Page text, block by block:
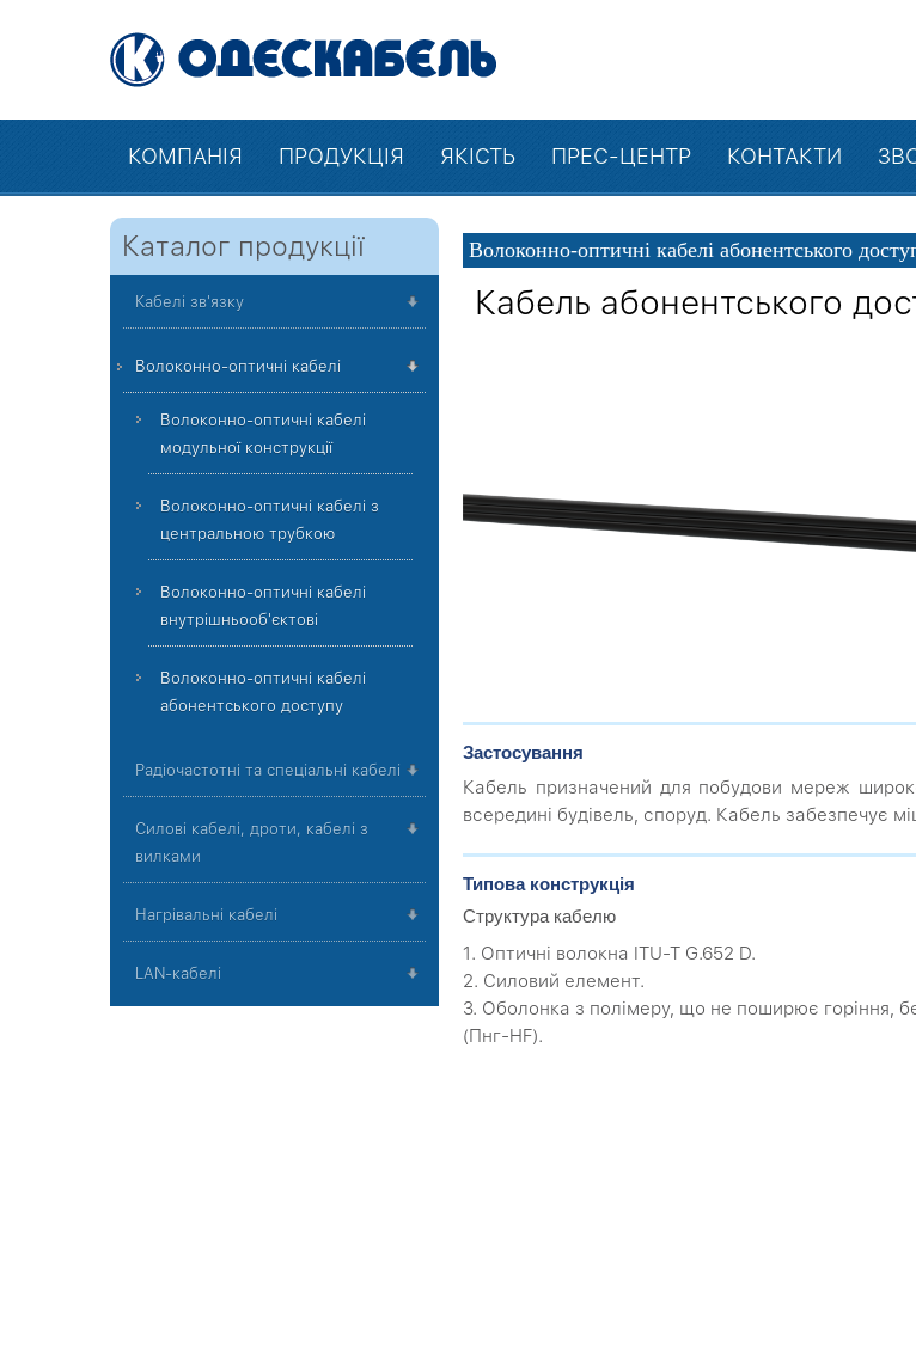
КОМПАНІЯ ПРОДУКЦІЯ ЯКІСТЬ ПРЕС-ЦЕНТР КОНТАКТИ
Каталог продукції
Кабелі зв'язку
Волоконно-оптичні кабелі
Волоконно-оптичні кабелі
модульної конструкції
Волоконно-оптичні кабелі з
центральною трубкою
Волоконно-оптичні кабелі
внутрішньооб'єктові
Волоконно-оптичні кабелі
абонентського доступу
Радіочастотні та спеціальні кабелі
Силові кабелі, дроти, кабелі з
вилками
Нагрівальні кабелі
LAN-кабелі
Волоконно-оптичні кабелі абонентського
Кабель абонентського
Застосування
Кабель призначений для побудови мереж
всередині будівель, споруд. Кабель забезпечує
Типова конструкція
Структура кабелю
1. Оптичні волокна ITU-T G.652 D.
2. Силовий елемент.
3. Оболонка з полімеру, що не поширює горіння,
(Пнг-HF).